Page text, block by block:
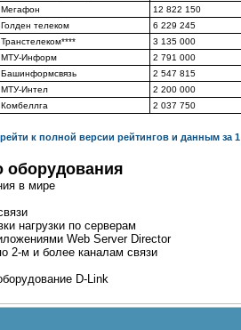
Мегафон
12 822 150
Голден телеком
6 229 245
Транстелеком****
3 135 000
МТУ-Информ
2 791 000
Башинформсвязь
2 547 815
МТУ-Интел
2 200 000
Комбеллга 2 037 750
к полной версии рейтингов и данным за
оборудования
в мире
нагрузки по серверам
Web Server Director
2-м и более каналам связи
D-Link